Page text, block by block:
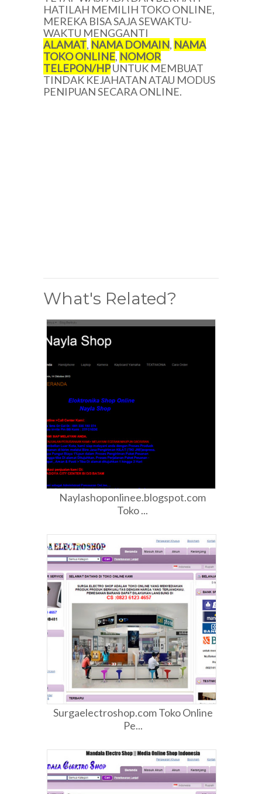
HATILAH MEMILIH TOKO ONLINE,
MEREKA BISA SAJA SEWAKTU-
WAKTU MENGGANTI
ALAMAT, NAMA DOMAIN, NAMA
TOKO ONLINE, NOMOR
TELEPON/HPUNTUK MEMBUAT
TINDAK KEJAHATAN ATAU MODUS
PENIPUAN SECARA ONLINE.
What's Related?
Naylashoponlinee.blogspot.com
Toko ...
Surgaelectroshop.com Toko Online
Pe...